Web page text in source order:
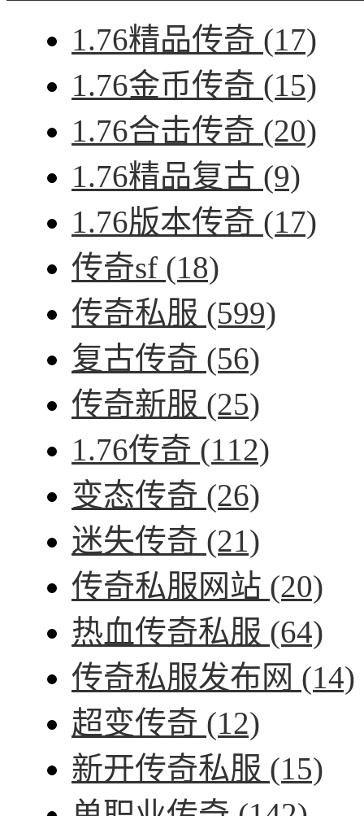
1.76精品传奇 (17)
1.76金币传奇 (15)
1.76合击传奇 (20)
1.76精品复古 (9)
1.76版本传奇 (17)
传奇sf (18)
传奇私服 (599)
复古传奇 (56)
传奇新服 (25)
1.76传奇 (112)
变态传奇 (26)
迷失传奇 (21)
传奇私服网站 (20)
热血传奇私服 (64)
传奇私服发布网 (14)
超变传奇 (12)
新开传奇私服 (15)